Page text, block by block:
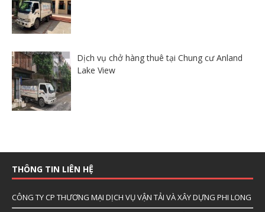
Dịch vụ chở hàng thuê tại Chung cư Anland
Lake View
THÔNG TIN LIÊN HỆ
CÔNG TY CP THƯƠNG MẠI DỊCH VỤ VẬN TẢI VÀ XÂY DỰNG PHI LONG